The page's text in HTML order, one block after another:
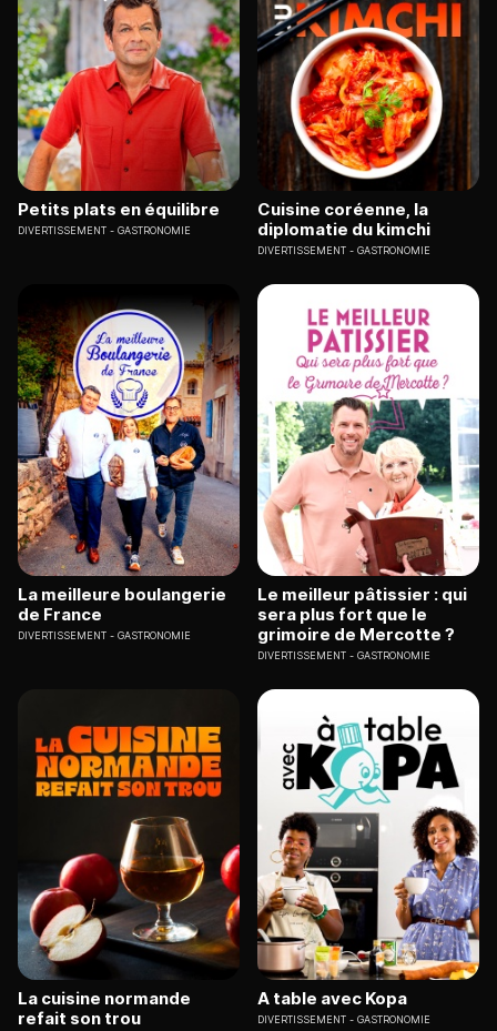
Petits plats en équilibre
DIVERTISSEMENT GASTRONOMIE
Cuisine coréenne, la
diplomatie du kimchi
DIVERTISSEMENT GASTRONOMIE
La meilleure boulangerie
de France
DIVERTISSEMENT GASTRONOMIE
Le meilleur pâtissier : qui
sera plus fort que le
grimoire de Mercotte ?
DIVERTISSEMENT GASTRONOMIE
La cuisine normande
refait son trou
A table avec Kopa
DIVERTISSEMENT GASTRONOMIE